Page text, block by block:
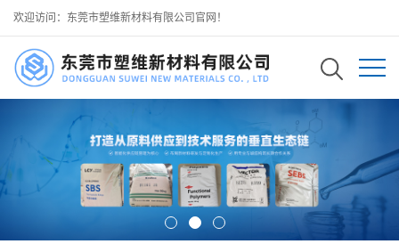
欢迎访问：东莞市塑维新材料有限公司官网！